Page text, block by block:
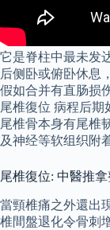
它是脊柱中最未发
后侧卧或俯卧休息
假如合并有直肠损
尾椎復位 病程后期
尾椎骨本身有尾椎
及神经等软组织附
尾椎復位: 中醫推
當頸椎痛之外還出
椎間盤退化令骨刺